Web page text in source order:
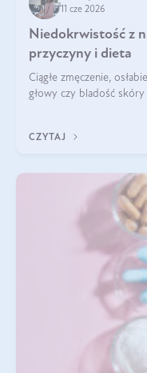
11 cze 2026
Niedokrwistość z
przyczyny i dieta
Ciągłe zmęczenie,
głowy czy bladość
CZYTAJ